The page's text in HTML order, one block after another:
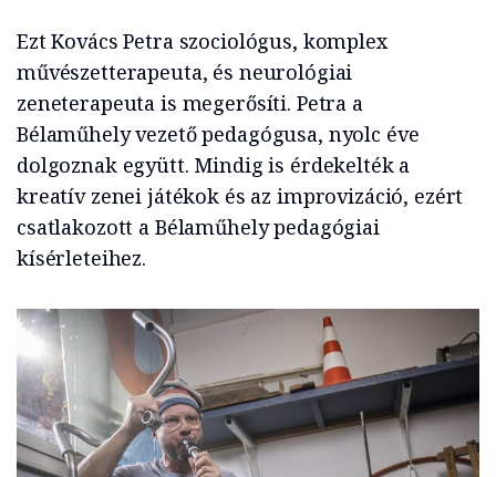
Ezt Kovács Petra szociológus, komplex
művészetterapeuta, és neurológiai
zeneterapeuta is megerősíti. Petra a
Bélaműhely vezető pedagógusa, nyolc éve
dolgoznak együtt. Mindig is érdekelték a
kreatív zenei játékok és az improvizáció, ezért
csatlakozott a Bélaműhely pedagógiai
kísérleteihez.